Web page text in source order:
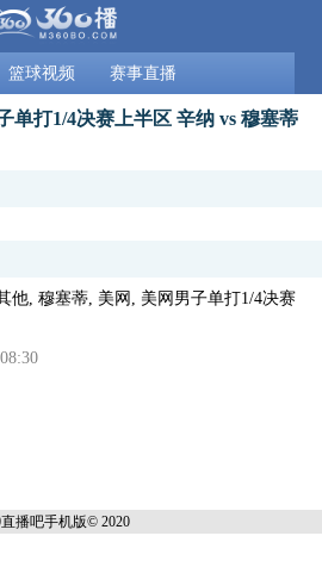
篮球视频 赛事直播
单打1/4决赛上半区 辛纳 vs 穆塞蒂
他, 穆塞蒂, 美网, 美网男子单打1/4决赛
直播吧手机版© 2020